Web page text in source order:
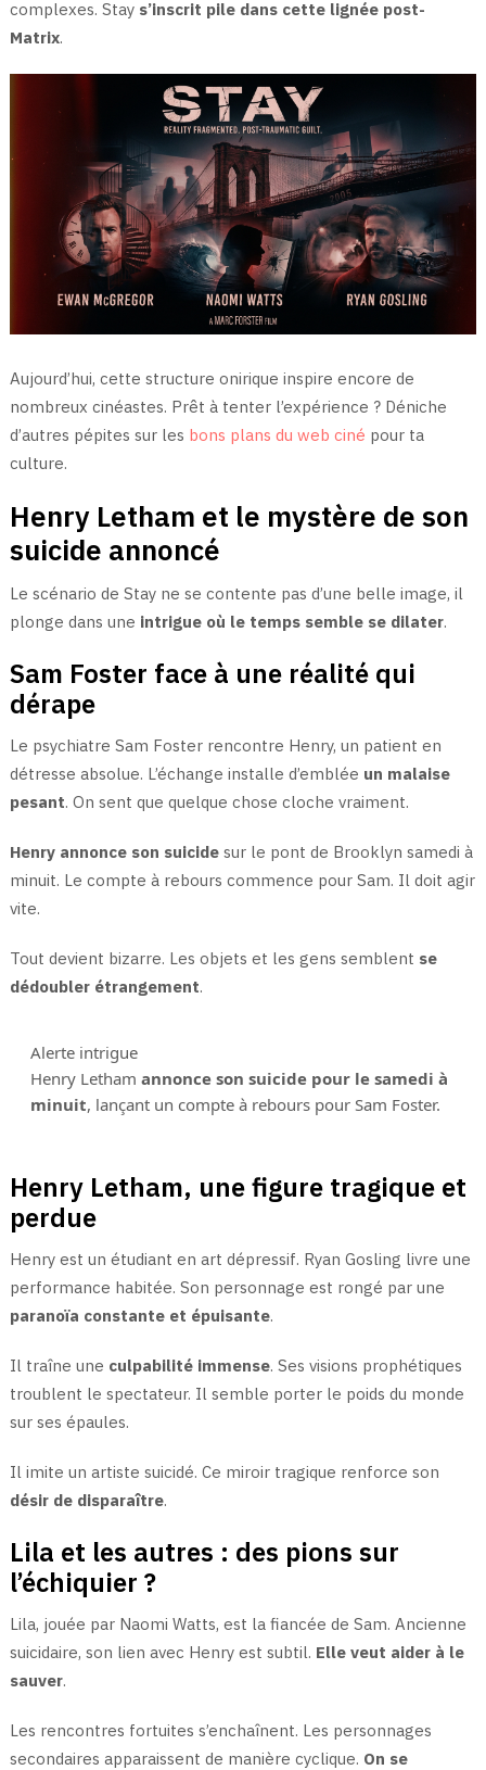
complexes. Stay s’inscrit pile dans cette lignée post-
Matrix.
Aujourd’hui, cette structure onirique inspire encore de
nombreux cinéastes. Prêt à tenter l’expérience ? Déniche
d’autres pépites sur les bons plans du web ciné pour ta
culture.
Henry Letham et le mystère de son
suicide annoncé
Le scénario de Stay ne se contente pas d’une belle image, il
plonge dans une intrigue où le temps semble se dilater.
Sam Foster face à une réalité qui
dérape
Le psychiatre Sam Foster rencontre Henry, un patient en
détresse absolue. L’échange installe d’emblée un malaise
pesant. On sent que quelque chose cloche vraiment.
Henry annonce son suicidesur le pont de Brooklyn samedi à
minuit. Le compte à rebours commence pour Sam. Il doit agir
vite.
Tout devient bizarre. Les objets et les gens semblent se
dédoubler étrangement.
Alerte intrigue
Henry Letham annonce son suicide pour le samedi à
minuit, lançant un compte à rebours pour Sam Foster.
Henry Letham, une figure tragique et
perdue
Henry est un étudiant en art dépressif. Ryan Gosling livre une
performance habitée. Son personnage est rongé par une
paranoïa constante et épuisante.
Il traîne une culpabilité immense. Ses visions prophétiques
troublent le spectateur. Il semble porter le poids du monde
sur ses épaules.
Il imite un artiste suicidé. Ce miroir tragique renforce son
désir de disparaître.
Lila et les autres : des pions sur
l’échiquier ?
Lila, jouée par Naomi Watts, est la fiancée de Sam. Ancienne
suicidaire, son lien avec Henry est subtil. Elle veut aider à le
sauver.
Les rencontres fortuites s’enchaînent. Les personnages
secondaires apparaissent de manière cyclique. On se